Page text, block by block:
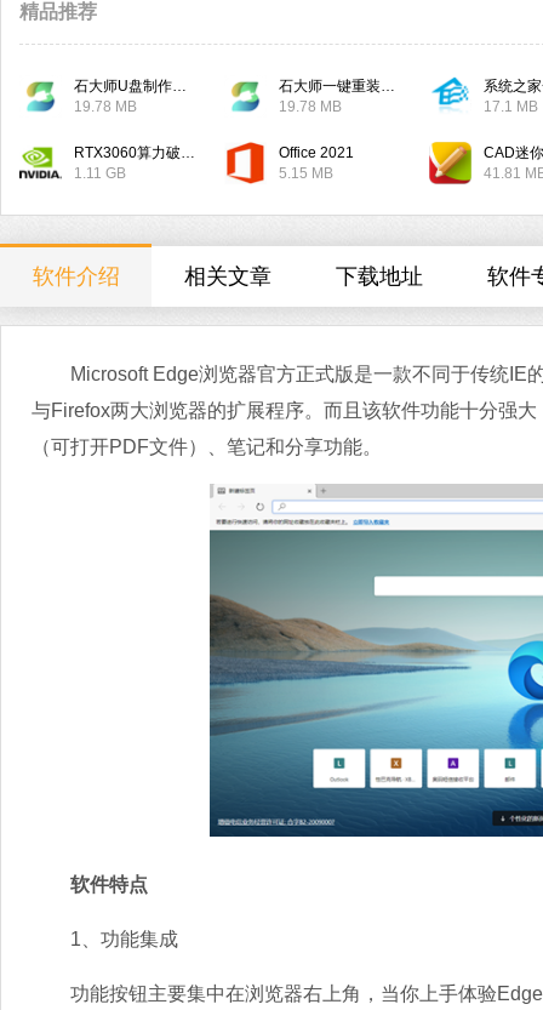
精品推荐
19.78 MB
19.78 MB
系统之
17.1 MB
1.11 GB
Office 2021
5.15 MB
CAD迷
41.81
软件介绍 相关文章 下载地址 软件
Microsoft Edge浏览器官方正式版是一款不同于传统IE
与Firefox两大浏览器的扩展程序。而且该软件功能十分强
（可打开PDF文件）、笔记和分享功能。
软件特点
1、功能集成
功能按钮主要集中在浏览器右上角，当你上手体验Edge